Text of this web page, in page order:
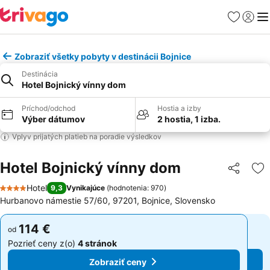
Obľúbené
Zobraziť všetky pobyty v destinácii Bojnice
Destinácia
Hotel Bojnický vínny dom
Príchod/odchod
Výber dátumov
Hostia a izby
2 hostia, 1 izba.
Vplyv prijatých platieb na poradie výsledkov
Hotel Bojnický vínny dom Zdieľať
4 Počet hviezdičiek
Hotel 9,3 Vynikajúce (hodnotenia: 970)
Hurbanovo námestie 57/60, 97201, Bojnice, Slovensko
od 114 €
Pozrieť ceny z(o) 4 stránok
Zobraziť ceny
od 114 €
Pozrieť ceny z(o) 4 stránok
Zobraziť ceny